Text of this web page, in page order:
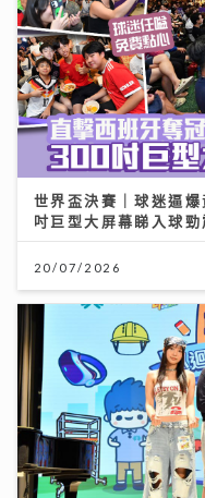
世界盃決賽｜球迷逼
吋巨型大屏幕睇入球勁
20/07/2026